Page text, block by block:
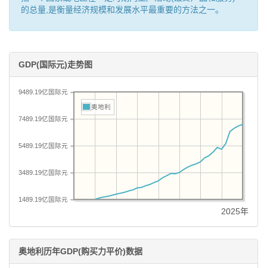
的总量,是衡量经济规模和发展水平最重要的方法之一。
GDP(国际元)走势图
1489.19亿国际元
3489.19亿国际元
5489.19亿国际元
7489.19亿国际元
9489.19亿国际元
奥地利
2025年
奥地利历年GDP(购买力平价)数据